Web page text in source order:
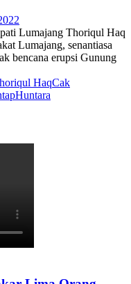
Lumajang Thoriqul Haq
Lumajang, senantiasa
bencana erupsi Gunung
HaqCak
Huntara